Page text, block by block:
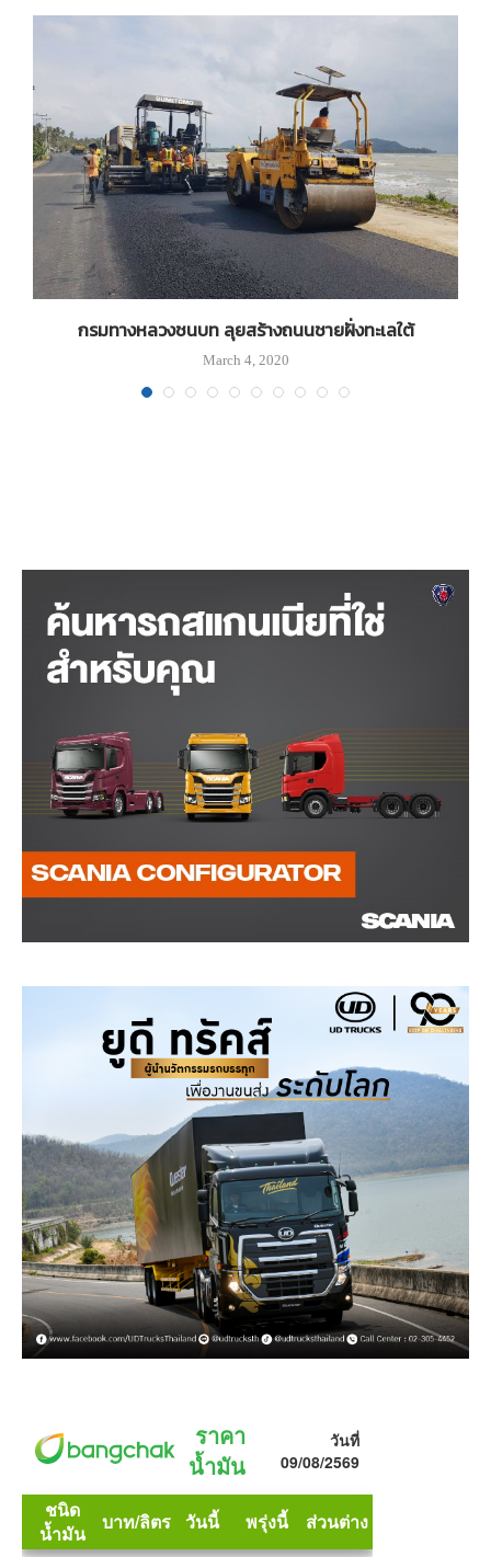
กรมทางหลวงชนบท ลุยสร้างถนนชายฝั่งทะเลใต้
March 4, 2020